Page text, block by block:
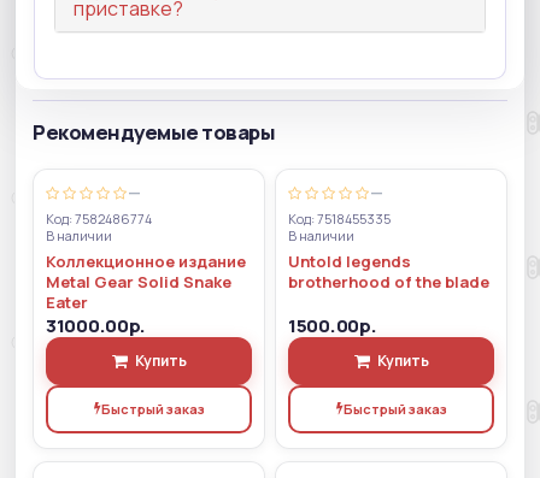
приставке?
Рекомендуемые товары
—
Код: 7582486774
В наличии
Коллекционное издание
Metal Gear Solid Snake
Eater
31000.00р.
Купить
Быстрый заказ
—
Код: 7518455335
В наличии
Untold legends
brotherhood of the blade
1500.00р.
Купить
Быстрый заказ